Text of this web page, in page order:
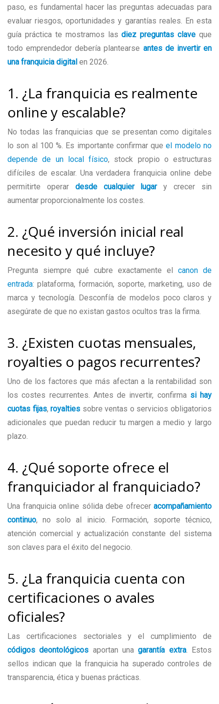
paso, es fundamental hacer las preguntas adecuadas para
evaluar riesgos, oportunidades y garantías reales. En esta
guía práctica te mostramos lasdiez preguntas clave que
todo emprendedor debería plantearse antes de invertir en
una franquicia digital en 2026.
1. ¿La franquicia es realmente
online y escalable?
No todas las franquicias que se presentan como digitales
lo son al 100 %. Es importante confirmar queel modelo no
depende de un local físico, stock propio o estructuras
difíciles de escalar. Una verdadera franquicia online debe
permitirte operar desde cualquier lugary crecer sin
aumentar proporcionalmente los costes.
2. ¿Qué inversión inicial real
necesito y qué incluye?
Pregunta siempre qué cubre exactamente el canon de
entrada: plataforma, formación, soporte, marketing, uso de
marca y tecnología. Desconfía de modelos poco claros y
asegúrate de que no existan gastos ocultos tras la firma.
3. ¿Existen cuotas mensuales,
royalties o pagos recurrentes?
Uno de los factores que más afectan a la rentabilidad son
los costes recurrentes. Antes de invertir, confirma si hay
cuotas fijas,royalties sobre ventas o servicios obligatorios
adicionales que puedan reducir tu margen a medio y largo
plazo.
4. ¿Qué soporte ofrece el
franquiciador al franquiciado?
Una franquicia online sólida debe ofrecer acompañamiento
continuo, no solo al inicio. Formación, soporte técnico,
atención comercial y actualización constante del sistema
son claves para el éxito del negocio.
5. ¿La franquicia cuenta con
certificaciones o avales
oficiales?
Las certificaciones sectoriales y el cumplimiento de
códigos deontológicos aportan unagarantía extra. Estos
sellos indican que la franquicia ha superado controles de
transparencia, ética y buenas prácticas.